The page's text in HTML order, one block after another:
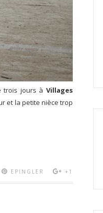
trois jours à Villages
et la petite nièce trop
EPINGLER +1